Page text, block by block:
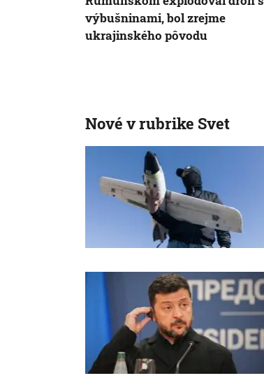
výbušninami, bol zrejme
ukrajinského pôvodu
Nové v rubrike Svet